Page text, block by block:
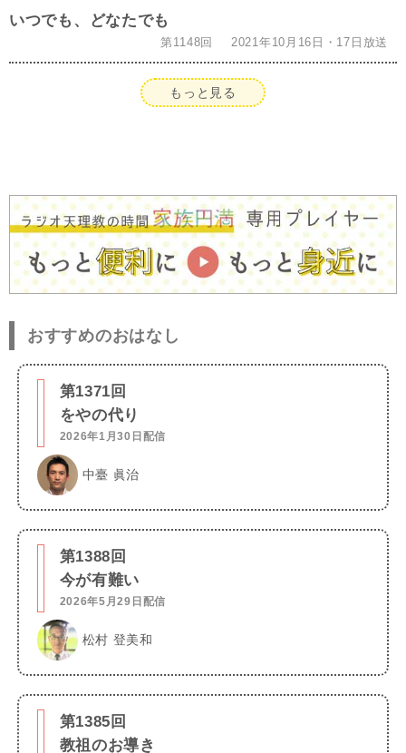
いつでも、どなたでも
第1148回 2021年10月16日・17日放送
もっと見る
おすすめのおはなし
第1371回
をやの代り
2026年1月30日配信
中臺 眞治
第1388回
今が有難い
2026年5月29日配信
松村 登美和
第1385回
教祖のお導き